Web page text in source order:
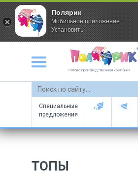
Оптово-производственная компания
Специальные
предложения
ТОПЫ
Полярик
Мобильное приложение
Установить